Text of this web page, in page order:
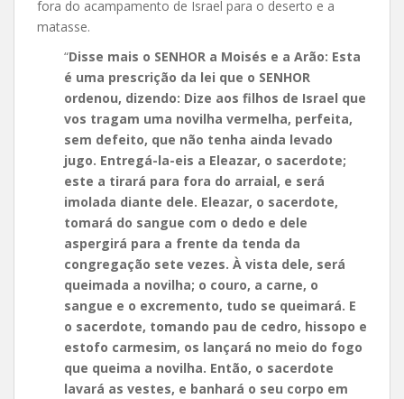
fora do acampamento de Israel para o deserto e a
matasse.
“Disse mais o SENHOR a Moisés e a Arão: Esta
é uma prescrição da lei que o SENHOR
ordenou, dizendo: Dize aos filhos de Israel que
vos tragam uma novilha vermelha, perfeita,
sem defeito, que não tenha ainda levado
jugo. Entregá-la-eis a Eleazar, o sacerdote;
este a tirará para fora do arraial, e será
imolada diante dele. Eleazar, o sacerdote,
tomará do sangue com o dedo e dele
aspergirá para a frente da tenda da
congregação sete vezes. À vista dele, será
queimada a novilha; o couro, a carne, o
sangue e o excremento, tudo se queimará. E
o sacerdote, tomando pau de cedro, hissopo e
estofo carmesim, os lançará no meio do fogo
que queima a novilha. Então, o sacerdote
lavará as vestes, e banhará o seu corpo em